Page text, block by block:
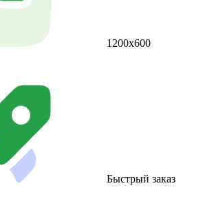
1200х600
Быстрый заказ